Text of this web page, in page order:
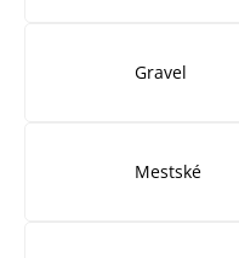
Gravel
Mestské